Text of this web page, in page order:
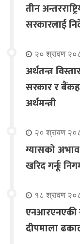
तीन
सरकारलाई
२० श्रावण
अर्थतन्त्र
सरकार र
अर्थमन्त्री
२० श्रावण
ग्यासको
खरिद गर्नूः
१८ श्रावण
एनआरएनएकी
दीपमाला